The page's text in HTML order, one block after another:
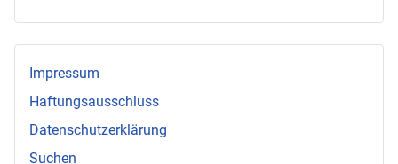
Impressum
Haftungsausschluss
Datenschutzerklärung
Suchen